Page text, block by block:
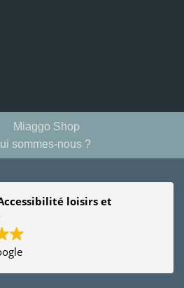
Miaggo Shop
sommes-nous ?
loisirs et